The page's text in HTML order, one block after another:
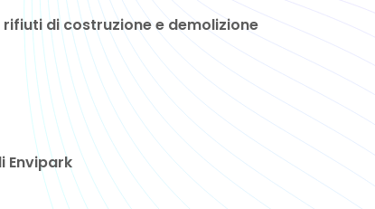
rifiuti di costruzione e demolizione
Envipark